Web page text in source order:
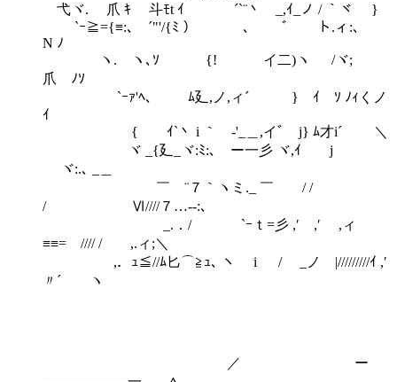
弋ヾ. 爪 ｷ 斗ﾓt ｲ ￣´`¨丶 _,ｲ_ノ / ｀ヾ }
`ｰ≧={≡:､ ´"'/{ﾐ ） ､ ﾞ ト.ィ:､
N ﾉ
ヽ. ヽ､ｿ {! イ二)ヽ /ヾ;
爪 ﾉｿ
`ｰｧ'ﾍ、 ﾑ廴,ノ,ィ´ } ｲ ｿ ﾉｨくノ
ｲ
{ ｲ`丶 i ｀ゞ-'_＿,イﾞゝj} ﾑ才i´ ＼
ヾ _{廴_ヾ:ﾐ:､ゞー一彡 ヾ,ｲ j
ヾ:.､ _＿
￣ ¨７｀ヽミ._ ￣ / /
/ Ⅵ////７…‐-:､
_.．/ `ｰｔ=彡 ,′ ,′ ,ィ
≡≡=ゝ//// / ,.ィ;＼
,．ｭ≦//ﾑ匕⌒≧ｭ､ ヽ i / _ノ |/////////ｲ ,′
〃´ ヽ
／ ー